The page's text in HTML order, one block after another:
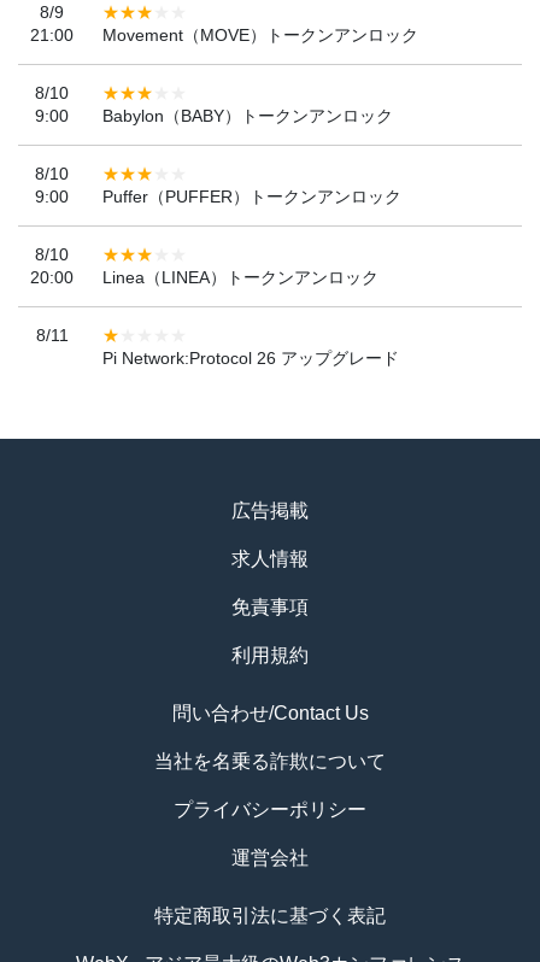
8/9
21:00
Movement（MOVE）トークンアンロック
8/10
9:00
Babylon（BABY）トークンアンロック
8/10
9:00
Puffer（PUFFER）トークンアンロック
8/10
20:00
Linea（LINEA）トークンアンロック
8/11
Pi Network:Protocol 26 アップグレード
広告掲載
求人情報
免責事項
利用規約
問い合わせ/Contact Us
当社を名乗る詐欺について
プライバシーポリシー
運営会社
特定商取引法に基づく表記